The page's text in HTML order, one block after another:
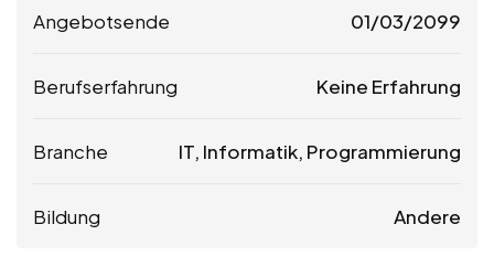
Angebotsende 01/03/2099
Berufserfahrung Keine Erfahrung
Branche IT, Informatik, Programmierung
Bildung Andere